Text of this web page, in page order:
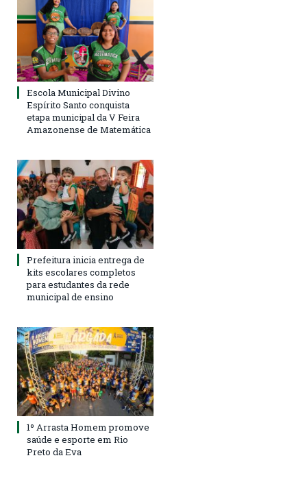
Escola Municipal Divino
Espírito Santo conquista
etapa municipal da V Feira
Amazonense de Matemática
Prefeitura inicia entrega de
kits escolares completos
para estudantes da rede
municipal de ensino
1º Arrasta Homem promove
saúde e esporte em Rio
Preto da Eva